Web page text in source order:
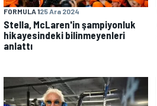
FORMULA 125 Ara 2024
Stella, McLaren'in şampiyonluk
hikayesindeki bilinmeyenleri
anlattı